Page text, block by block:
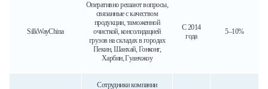
SilkWayChina
Оперативно решают вопросы,
связанные с качеством
продукции, таможенной
очисткой, консолидацией
грузов на складах в городах
Пекин, Шанхай, Гонконг,
Харбин, Гуанчжоу
C 2014
года
5–10%
Сотрудники компании